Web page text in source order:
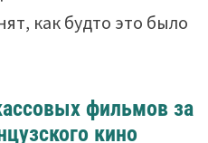
как будто это было
фильмов за
кино